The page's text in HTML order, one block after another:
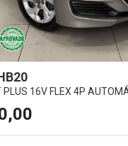
PLUS 16V FLEX 4P